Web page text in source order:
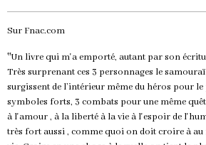
Sur Fnac.com
‟Un livre qui m'a emporté, autant par son
Très surprenant ces 3 personnages le
surgissent de l’intérieur même du héros pour
symboles forts, 3 combats pour une même
à l'amour , à la liberté à la vie à l'espoir de
très fort aussi , comme quoi on doit croire à au